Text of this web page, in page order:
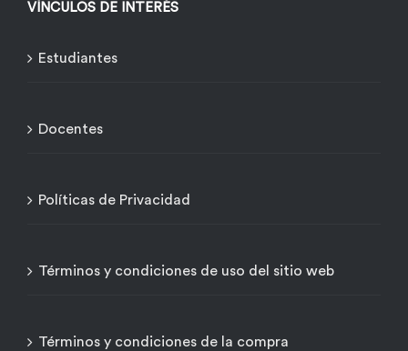
VÍNCULOS DE INTERÉS
Estudiantes
Docentes
Políticas de Privacidad
Términos y condiciones de uso del sitio web
Términos y condiciones de la compra